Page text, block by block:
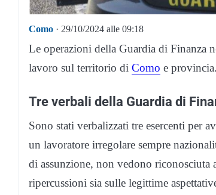
Como · 29/10/2024 alle 09:18
Le operazioni della Guardia di Finanza
lavoro sul territorio di Como e provincia.
Tre verbali della Guardia di
Sono stati verbalizzati tre esercenti per
un lavoratore irregolare sempre
di assunzione, non vedono riconosciuta
ripercussioni sia sulle legittime